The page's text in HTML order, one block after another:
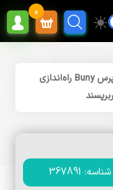
0
قالب وردپرس Buny راه‌اندازی
شناسه: 367891